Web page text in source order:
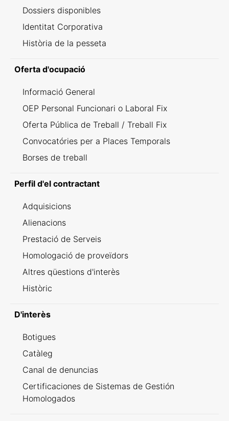
Dossiers disponibles
Identitat Corporativa
Història de la pesseta
Oferta d'ocupació
Informació General
OEP Personal Funcionari o Laboral Fix
Oferta Pública de Treball / Treball Fix
Convocatóries per a Places Temporals
Borses de treball
Perfil d'el contractant
Adquisicions
Alienacions
Prestació de Serveis
Homologació de proveïdors
Altres qüestions d'interès
Històric
D'interès
Botigues
Catàleg
Canal de denuncias
Certificaciones de Sistemas de Gestión
Homologados